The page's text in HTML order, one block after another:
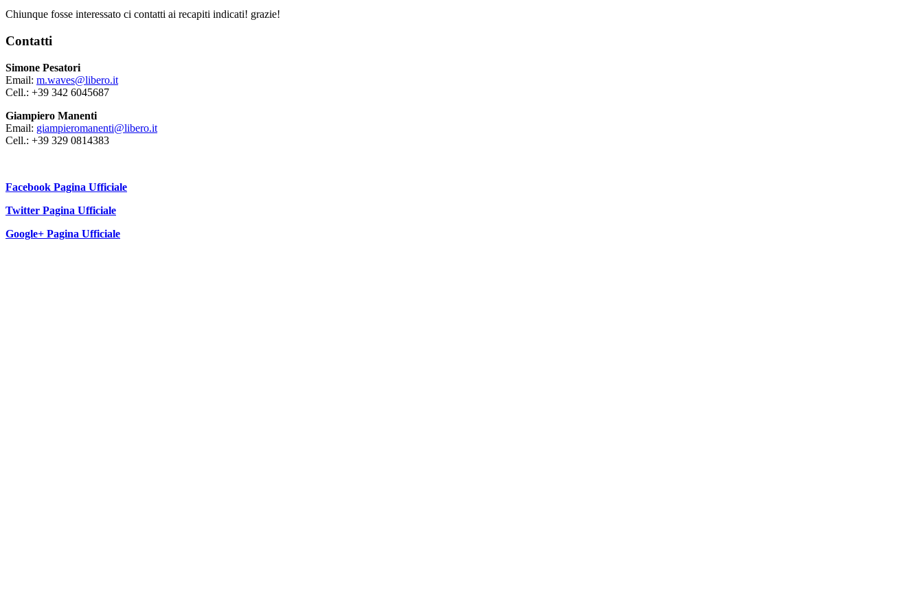
Chiunque fosse interessato ci contatti ai recapiti indicati! grazie!
Contatti
Simone Pesatori
Email: m.waves@libero.it
Cell.: +39 342 6045687
Giampiero Manenti
Email: giampieromanenti@libero.it
Cell.: +39 329 0814383
Facebook Pagina Ufficiale
Twitter Pagina Ufficiale
Google+ Pagina Ufficiale